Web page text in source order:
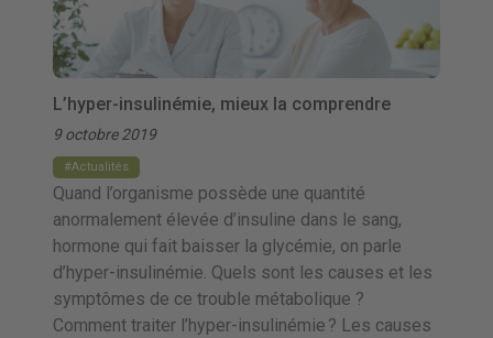
L’hyper-insulinémie, mieux la comprendre
9 octobre 2019
Actualités
Quand l’organisme possède une quantité
anormalement élevée d’insuline dans le sang,
hormone qui fait baisser la glycémie, on parle
d’hyper-insulinémie. Quels sont les causes et les
symptômes de ce trouble métabolique ?
Comment traiter l’hyper-insulinémie ? Les causes